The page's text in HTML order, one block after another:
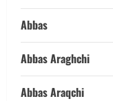
Abbas
Abbas Araghchi
Abbas Araqchi